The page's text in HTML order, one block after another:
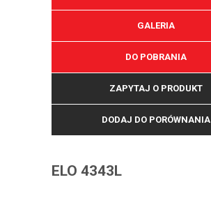
GALERIA
DO POBRANIA
ZAPYTAJ O PRODUKT
DODAJ DO PORÓWNANIA
ELO 4343L